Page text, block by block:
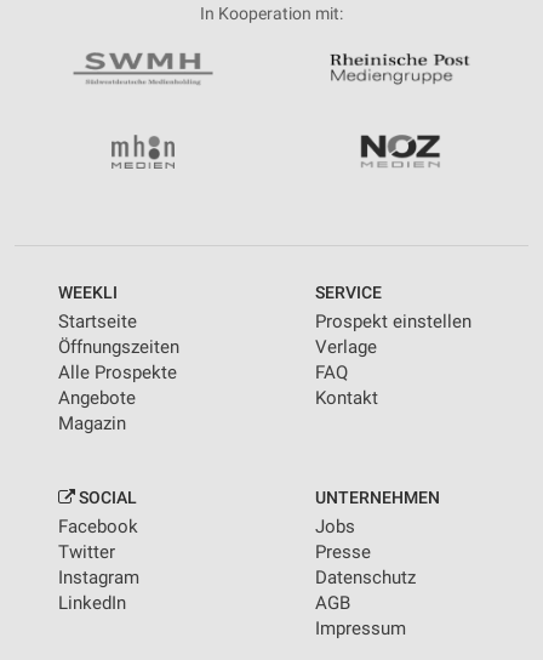
In Kooperation mit:
WEEKLI
Startseite
Öffnungszeiten
Alle Prospekte
Angebote
Magazin
SERVICE
Prospekt einstellen
Verlage
FAQ
Kontakt
SOCIAL
Facebook
Twitter
Instagram
LinkedIn
UNTERNEHMEN
Jobs
Presse
Datenschutz
AGB
Impressum